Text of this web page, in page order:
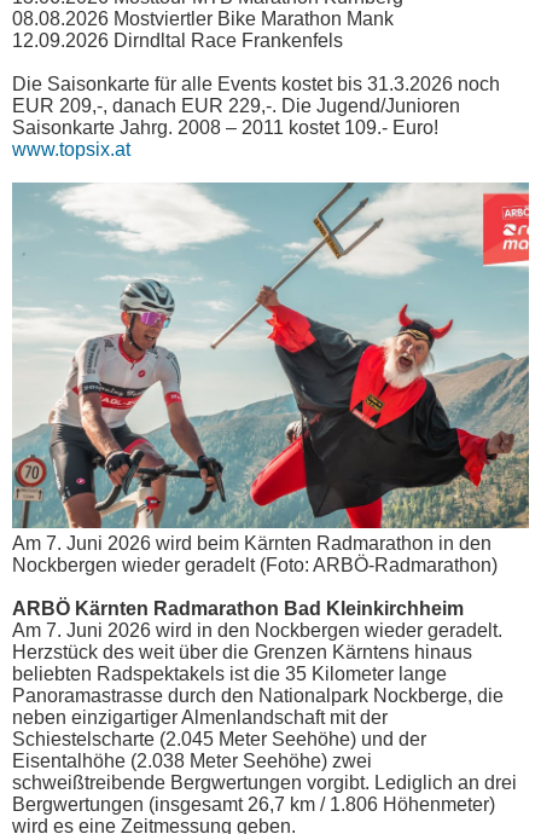
08.08.2026 Mostviertler Bike Marathon Mank
12.09.2026 Dirndltal Race Frankenfels
Die Saisonkarte für alle Events kostet bis 31.3.2026 noch
EUR 209,-, danach EUR 229,-. Die Jugend/Junioren
Saisonkarte Jahrg. 2008 – 2011 kostet 109.- Euro!
www.topsix.at
Am 7. Juni 2026 wird beim Kärnten Radmarathon in den
Nockbergen wieder geradelt (Foto: ARBÖ-Radmarathon)
ARBÖ Kärnten Radmarathon Bad Kleinkirchheim
Am 7. Juni 2026 wird in den Nockbergen wieder geradelt.
Herzstück des weit über die Grenzen Kärntens hinaus
beliebten Radspektakels ist die 35 Kilometer lange
Panoramastrasse durch den Nationalpark Nockberge, die
neben einzigartiger Almenlandschaft mit der
Schiestelscharte (2.045 Meter Seehöhe) und der
Eisentalhöhe (2.038 Meter Seehöhe) zwei
schweißtreibende Bergwertungen vorgibt. Lediglich an drei
Bergwertungen (insgesamt 26,7 km / 1.806 Höhenmeter)
wird es eine Zeitmessung geben.